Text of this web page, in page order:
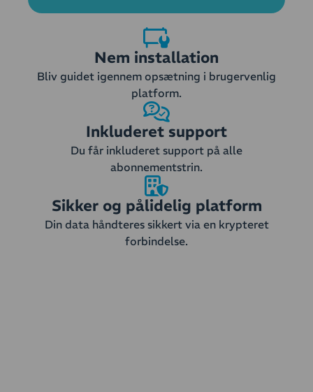
Nem installation
Bliv guidet igennem opsætning i brugervenlig
platform.
Inkluderet support
Du får inkluderet support på alle
abonnementstrin.
Sikker og pålidelig platform
Din data håndteres sikkert via en krypteret
forbindelse.